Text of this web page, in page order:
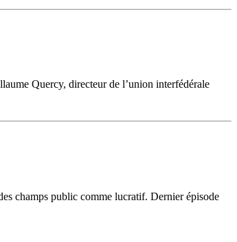
Quercy, directeur de l’union interfédérale
champs public comme lucratif. Dernier épisode